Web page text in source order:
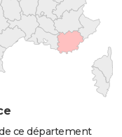
ce département